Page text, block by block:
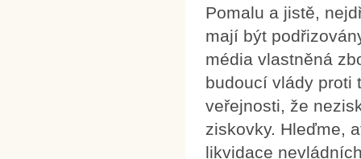
Pomalu a jistě,
mají být
média vlastněná
budoucí vlády proti
veřejnosti, že
ziskovky. Hleďme,
likvidace